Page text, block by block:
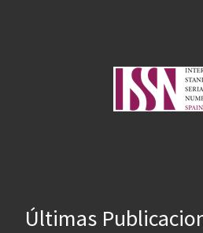
Últimas